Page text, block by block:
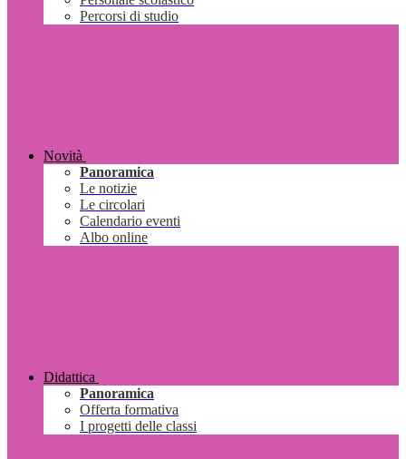
Percorsi di studio
Novità
Panoramica
Le notizie
Le circolari
Calendario eventi
Albo online
Didattica
Panoramica
Offerta formativa
I progetti delle classi